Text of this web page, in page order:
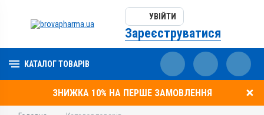
УВІЙТИ
Зареєструватися
КАТАЛОГ ТОВАРІВ
ЗНИЖКА 10% НА ПЕРШЕ ЗАМОВЛЕННЯ